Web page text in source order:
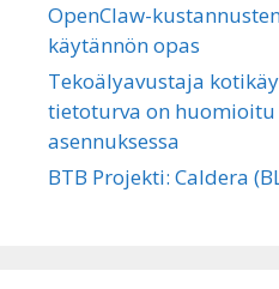
OpenClaw-
käytännön opas
Tekoälyavustaja
tietoturva on huomioitu
asennuksessa
BTB Projekti: Caldera